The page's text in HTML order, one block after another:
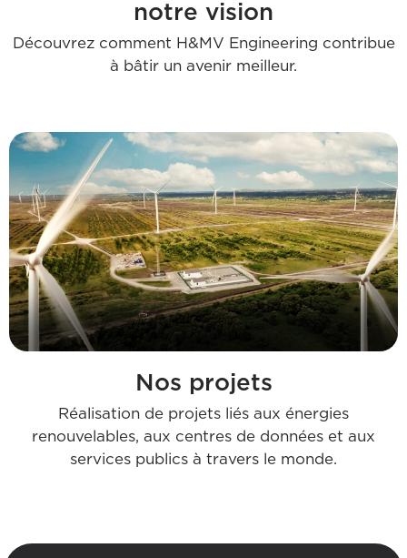
notre vision
Découvrez comment H&MV Engineering contribue
à bâtir un avenir meilleur.
Nos projets
Réalisation de projets liés aux énergies
renouvelables, aux centres de données et aux
services publics à travers le monde.